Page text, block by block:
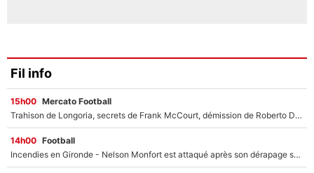
Fil info
15h00 Mercato Football
Trahison de Longoria, secrets de Frank McCourt, démission de Roberto De Zerbi : Medhi Benatia se lâche sur départ de l'OM et fait d'importantes révélations
14h00 Football
Incendies en Gironde - Nelson Monfort est attaqué après son dérapage sur CNews : «Et lui, il prend combien pour parler dans un studio climatisé?»